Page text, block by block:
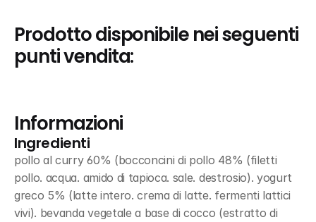
Prodotto disponibile nei seguenti
punti vendita:
Informazioni
Ingredienti
pollo al curry 60% (bocconcini di pollo 48% (filetti
pollo. acqua. amido di tapioca. sale. destrosio). yogurt
greco 5% (latte intero. crema di latte. fermenti lattici
vivi). bevanda vegetale a base di cocco (estratto di